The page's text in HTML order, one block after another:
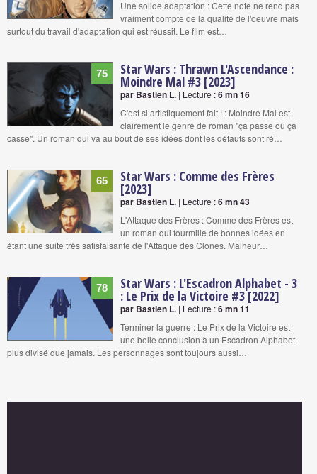
Une solide adaptation : Cette note ne rend pas
vraiment compte de la qualité de l'oeuvre mais
surtout du travail d'adaptation qui est réussit. Le film est…
75 Star Wars : Thrawn L'Ascendance :
Moindre Mal #3 [2023]
par Bastien L. | Lecture :6 mn 16
C'est si artistiquement fait ! : Moindre Mal est
clairement le genre de roman "ça passe ou ça
casse". Un roman qui va au bout de ses idées dont les défauts sont ré…
65 Star Wars : Comme des Frères
[2023]
par Bastien L. | Lecture :6 mn 43
L'Attaque des Frères : Comme des Frères est
un roman qui fourmille de bonnes idées en
étant une suite très satisfaisante de l'Attaque des Clones. Malheur…
78 Star Wars : L'Escadron Alphabet - 3
: Le Prix de la Victoire #3 [2022]
par Bastien L. | Lecture :6 mn 11
Terminer la guerre : Le Prix de la Victoire est
une belle conclusion à un Escadron Alphabet
plus divisé que jamais. Les personnages sont toujours aussi…